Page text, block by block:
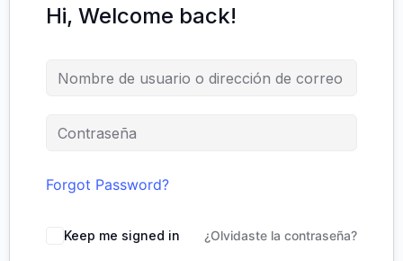
Hi, Welcome back!
Forgot Password?
Keep me signed in ¿Olvidaste la contraseña?